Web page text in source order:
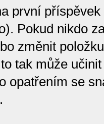
první
Pokud nikdo
změnit
tak může
opatřením se